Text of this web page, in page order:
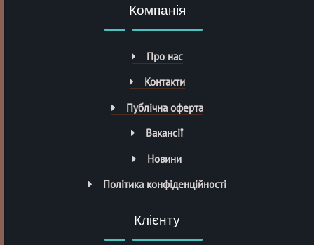
Компанія
Про нас
Контакти
Публічна оферта
Вакансії
Новини
Політика конфіденційності
Клієнту